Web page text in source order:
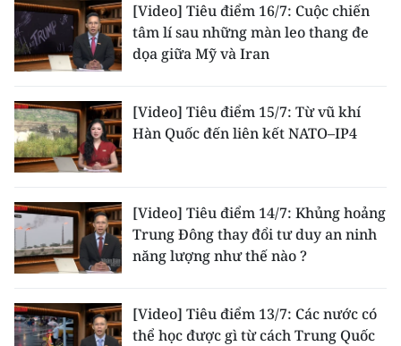
[Video] Tiêu điểm 16/7: Cuộc chiến
tâm lí sau những màn leo thang đe
dọa giữa Mỹ và Iran
[Video] Tiêu điểm 15/7: Từ vũ khí
Hàn Quốc đến liên kết NATO–IP4
[Video] Tiêu điểm 14/7: Khủng hoảng
Trung Đông thay đổi tư duy an ninh
năng lượng như thế nào ?
[Video] Tiêu điểm 13/7: Các nước có
thể học được gì từ cách Trung Quốc